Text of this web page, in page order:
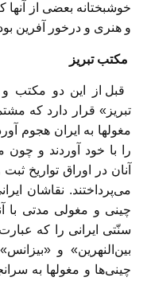
خوشبختانه بعضی از آنها
و هنری و درخور آفرين
مكتب تبريز
قبل از اين دو مكتب
تبريز» قرار دارد كه
مغولها به ايران هجوم
را با خود آوردند و
آنان در اوراق تواريخ
می‌پرداختند. نقاشان
چينی و مغولی مدتی با
سنّتی ايرانی را كه
بين‌النهرين» و
چينی‌ها و مغولها به